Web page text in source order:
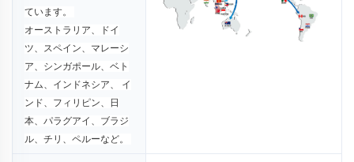
ています。
オーストラリア、ドイ
ツ、スペイン、マレーシ
ア、シンガポール、ベト
ナム、インドネシア、 イ
ンド、フィリピン、日
本、パラグアイ、ブラジ
ル、チリ、ペルーなど。